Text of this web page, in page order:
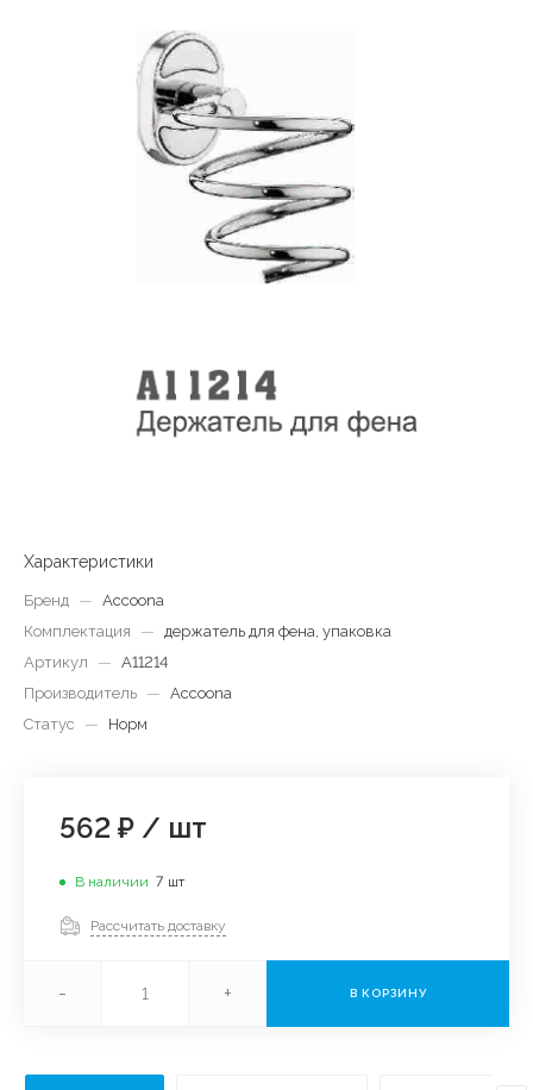
Характеристики
Бренд — Accoona
Комплектация
— держатель для фена, упаковка
Артикул
— A11214
Производитель — Accoona
Статус
— Норм
562 ₽ / шт
В наличии 7 шт
Рассчитать доставку
- + В КОРЗИНУ